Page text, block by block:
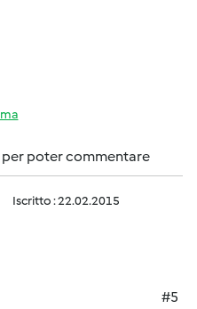
per poter commentare
Iscritto : 22.02.2015
#5